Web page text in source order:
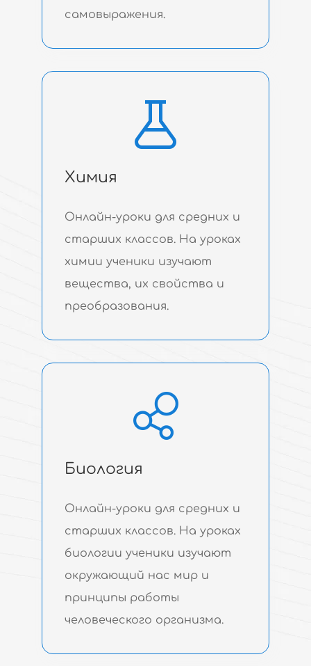
самовыражения.
Химия
Онлайн-уроки для средних и
старших классов. На уроках
химии ученики изучают
вещества, их свойства и
преобразования.
Биология
Онлайн-уроки для средних и
старших классов. На уроках
биологии ученики изучают
окружающий нас мир и
принципы работы
человеческого организма.